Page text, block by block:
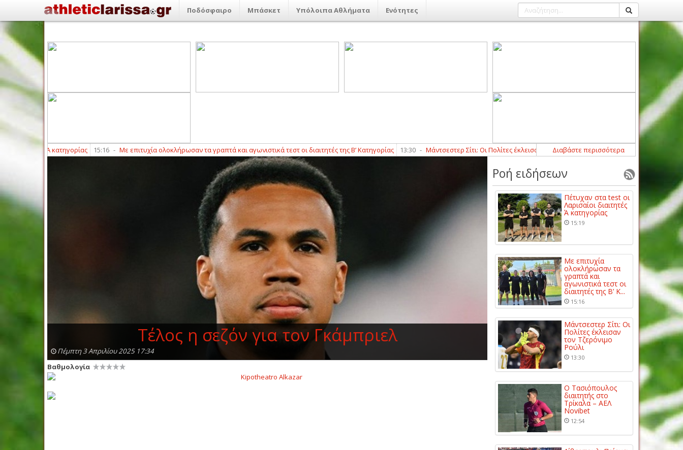
Ποδόσφαιρο Μπάσκετ Υπόλοιπα Αθλήματα Ενότητες
Ά κατηγορίας 15:16 - Με επιτυχία ολοκλήρωσαν τα γραπτά και αγωνιστικά τεστ οι διαιτητές της Β’ Κατηγορίας 13:30 - Μάντσεστερ Σίτι: Οι Πολίτες έκλεισαν τον Τζερόνιμο Ρούλι 12:54 - Ο Τασιόπουλος
Διαβάστε περισσότερα
Τέλος η σεζόν για τον Γκάμπριελ
Πέμπτη 3 Απριλίου 2025 17:34
Βαθμολογία
Ροή ειδήσεων
Πέτυχαν στα test οι
Λαρισαίοι διαιτητές
Ά κατηγορίας
15:19
Με επιτυχία
ολοκλήρωσαν τα
γραπτά και
αγωνιστικά τεστ οι
διαιτητές της Β’ Κ...
15:16
Μάντσεστερ Σίτι: Οι
Πολίτες έκλεισαν
τον Τζερόνιμο
Ρούλι
13:30
Ο Τασιόπουλος
διαιτητής στο
Τρίκαλα – ΑΕΛ
Novibet
12:54